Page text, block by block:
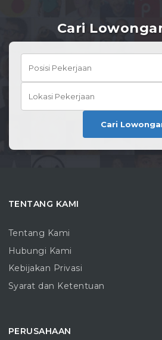
Cari
Cari
TENTANG KAMI
Tentang Kami
Hubungi Kami
Kebijakan Privasi
Syarat dan Ketentuan
PERUSAHAAN